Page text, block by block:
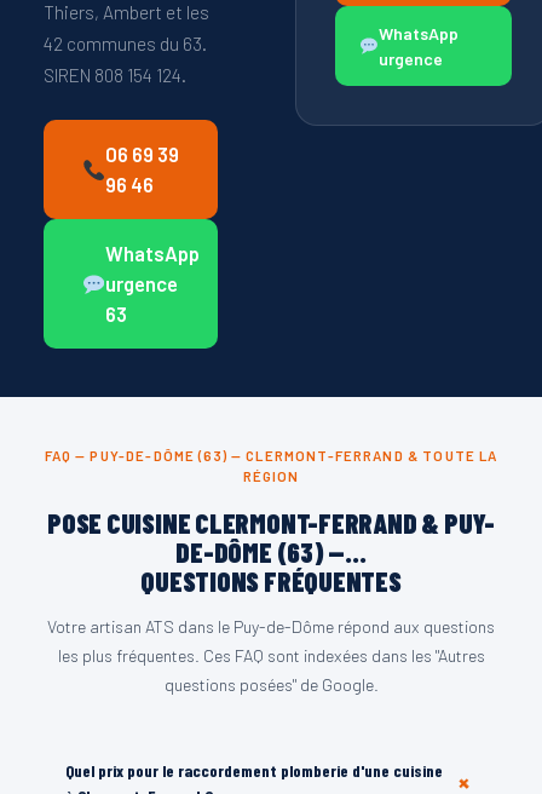
Thiers, Ambert et les
42 communes du 63.
SIREN 808 154 124.
06 69 39
96 46
WhatsApp
urgence
63
WhatsApp
urgence
FAQ — PUY-DE-DÔME (63) — CLERMONT-FERRAND & TOUTE LA
RÉGION
POSE CUISINE CLERMONT-FERRAND & PUY-
DE-DÔME (63) —...
QUESTIONS FRÉQUENTES
Votre artisan ATS dans le Puy-de-Dôme répond aux questions
les plus fréquentes. Ces FAQ sont indexées dans les "Autres
questions posées" de Google.
Quel prix pour le raccordement plomberie d'une cuisine
+